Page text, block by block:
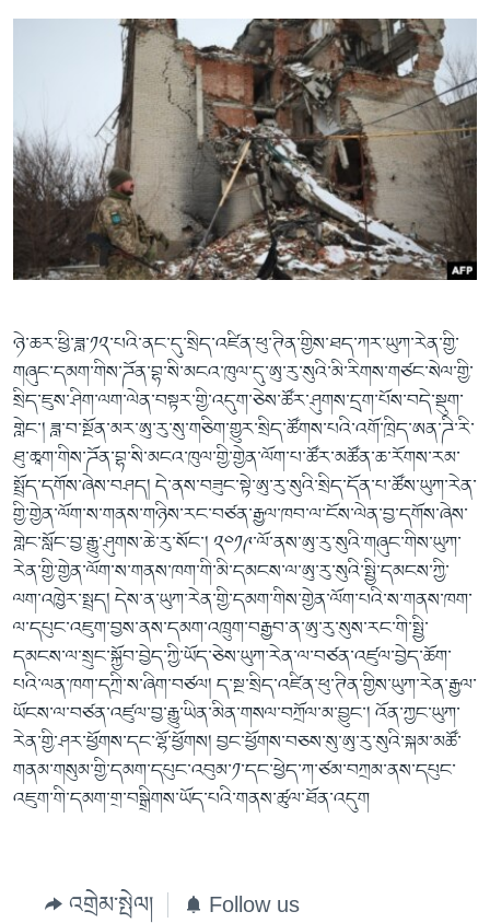
ཉེ་ཆར་ཕྱི་ཟླ་༡༢་པའི་ནང་དུ་སྲིད་འཛིན་ཕུ་ཊིན་གྱིས་ཐད་ཀར་ཡུཀ་རེན་གྱི་
གཞུང་དམག་གིས་ཌོན་བྷ་སི་མངའ་ཁུལ་དུ་ཨུ་རུ་སུའི་མི་རིགས་གཙང་སེལ་གྱི་
སྲིད་ཇུས་ཤིག་ལག་ལེན་བསྟར་གྱི་འདུག་ཅེས་ཚོར་ཤུགས་དྲག་པོས་བདེ་སྡུག་
གླེང་། ཟླ་བ་སྔོན་མར་ཨུ་རུ་སུ་གཅིག་གྱུར་སྲིད་ཚོགས་པའི་འགོ་ཁྲིད་ཨན་ཌི་རི་
ཐུ་ཆཱག་གིས་ཌོན་བྷ་སི་མངའ་ཁུལ་གྱི་གྱེན་ལོག་པ་ཚོར་མཚོན་ཆ་རོགས་རམ་
སྤྲོད་དགོས་ཞེས་བཤད། དེ་ནས་བཟུང་སྟེ་ཨུ་རུ་སུའི་སྲིད་དོན་པ་ཚོས་ཡུཀ་རེན་
གྱི་གྱེན་ལོག་ས་གནས་གཉིས་རང་བཙན་རྒྱལ་ཁབ་ལ་ངོས་ལེན་བྱ་དགོས་ཞེས་
གླེང་སློང་བྱ་རྒྱུ་ཤུགས་ཆེ་རུ་སོང་། ༢༠༡༩་ལོ་ནས་ཨུ་རུ་སུའི་གཞུང་གིས་ཡུཀ་
རེན་གྱི་གྱེན་ལོག་ས་གནས་ཁག་གི་མི་དམངས་ལ་ཨུ་རུ་སུའི་སྤྱི་དམངས་ཀྱི་
ལག་འཁྱེར་སྤྲད། དེས་ན་ཡུཀ་རེན་གྱི་དམག་གིས་གྱེན་ལོག་པའི་ས་གནས་ཁག་
ལ་དཔུང་འཇུག་བྱས་ནས་དམག་འཁྲུག་བརྒྱབ་ན་ཨུ་རུ་སུས་རང་གི་སྤྱི་
དམངས་ལ་སྲུང་སྐྱོབ་བྱེད་ཀྱི་ཡོད་ཅེས་ཡུཀ་རེན་ལ་བཙན་འཛུལ་བྱེད་ཆོག་
པའི་ལན་ཁག་དཀྲི་ས་ཞིག་བཙལ། ད་སྔ་སྲིད་འཛིན་ཕུ་ཊིན་གྱིས་ཡུཀ་རེན་རྒྱལ་
ཡོངས་ལ་བཙན་འཛུལ་བྱ་རྒྱུ་ཡིན་མིན་གསལ་བཀྲོལ་མ་བྱུང་། འོན་ཀྱང་ཡུཀ་
རེན་གྱི་ཤར་ཕྱོགས་དང་ལྷོ་ཕྱོགས། བྱང་ཕྱོགས་བཅས་སུ་ཨུ་རུ་སུའི་སྐམ་མཚོ་
གནམ་གསུམ་གྱི་དམག་དཔུང་འབུམ་༡་དང་ཕྱེད་ཀ་ཙམ་བཀྲམ་ནས་དཔུང་
འཇུག་གི་དམག་གྲ་བསྒྲིགས་ཡོད་པའི་གནས་ཚུལ་ཐོན་འདུག
འགྲེམ་སྤེལ། Follow us